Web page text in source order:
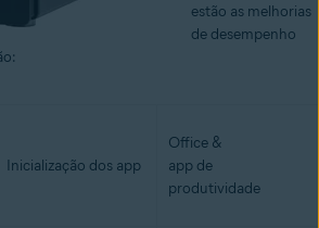
estão as melhorias
de desempenho
Inicialização dos app
Office &
app de
produtividade